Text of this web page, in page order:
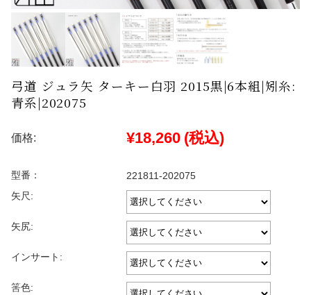
弓道 ジュラ矢 ターキー白羽 2015黒|6本組|矧糸:
青系|202075
価格: ¥18,260 (税込)
型番：
221811-202075
矢尺:
矢尻:
インサート:
筈色: